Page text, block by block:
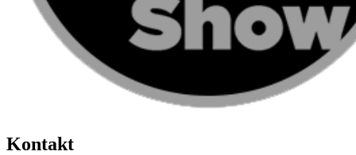
Kontakt